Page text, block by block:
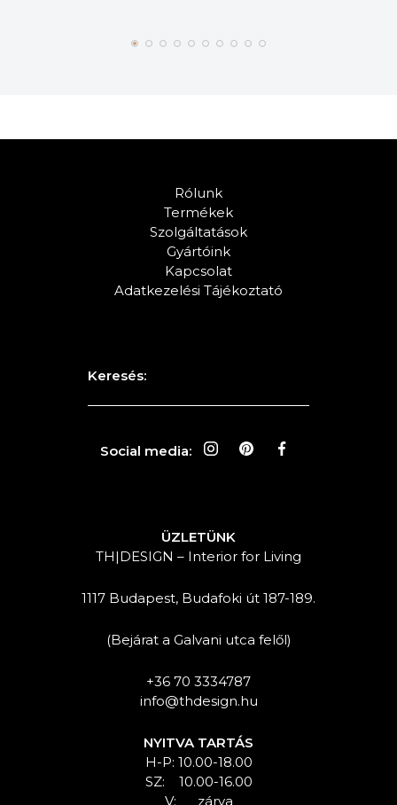
Rólunk
Termékek
Szolgáltatások
Gyártóink
Kapcsolat
Adatkezelési Tájékoztató
Keresés:
Social media:
ÜZLETÜNK
TH|DESIGN – Interior for Living
1117 Budapest, Budafoki út 187-189.
(Bejárat a Galvani utca felől)
+36 70 3334787
info@thdesign.hu
NYITVA TARTÁS
H-P: 10.00-18.00
SZ: 10.00-16.00
V: zárva